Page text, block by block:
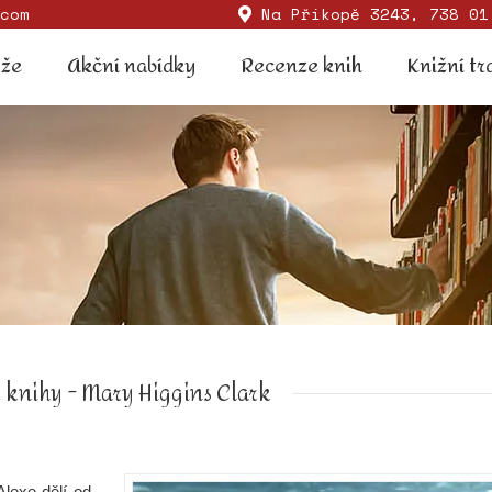
Na Příkopě 3243, 738
Akční nabídky Recenze knih Knižní
- Mary Higgins Clark
Akční nabídky Recenze knih